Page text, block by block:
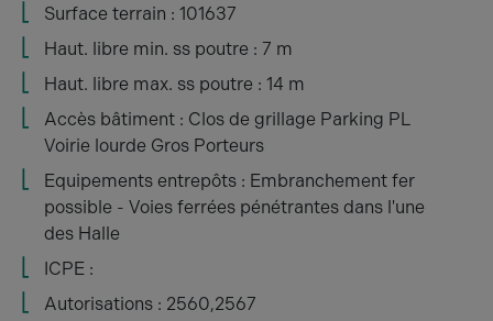
Surface terrain : 101637
Haut. libre min. ss poutre : 7 m
Haut. libre max. ss poutre : 14 m
Accès bâtiment : Clos de grillage Parking PL
Voirie lourde Gros Porteurs
Equipements entrepôts : Embranchement fer
possible - Voies ferrées pénétrantes dans l'une
des Halle
ICPE :
Autorisations : 2560,2567